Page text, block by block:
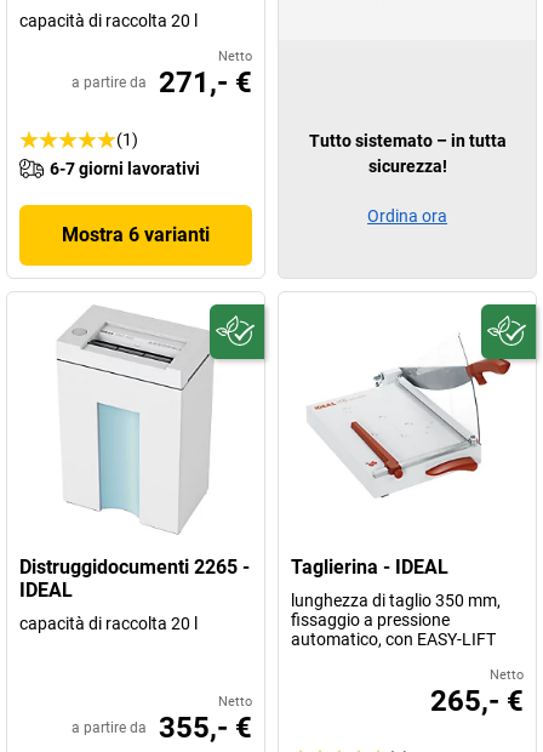
capacità di raccolta 20 l
Netto
a partire da 271,- €
(1)
6-7 giorni lavorativi
Mostra 6 varianti
Distruggidocumenti 2265 -
IDEAL
capacità di raccolta 20 l
Netto
a partire da 355,- €
Taglierina - IDEAL
lunghezza di taglio 350 mm,
fissaggio a pressione
automatico, con EASY-LIFT
Netto
265,- €
Tutto sistemato – in tutta
sicurezza!
Ordina ora